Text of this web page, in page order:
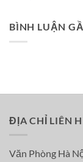
BÌNH LUẬN
ĐỊA CHỈ LIÊN
Văn Phòng Hà